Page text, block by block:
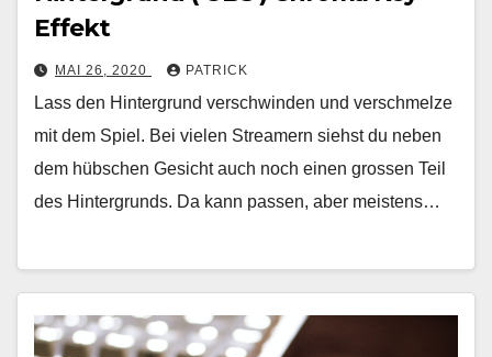
Effekt
MAI 26, 2020 PATRICK
Lass den Hintergrund verschwinden und verschmelze
mit dem Spiel. Bei vielen Streamern siehst du neben
dem hübschen Gesicht auch noch einen grossen Teil
des Hintergrunds. Da kann passen, aber meistens…